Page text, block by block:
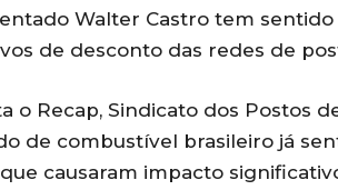
Walter Castro tem
de desconto das redes de
o Recap, Sindicato dos Postos
de combustível brasileiro já
que causaram impacto